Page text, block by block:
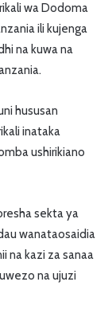
wa Dodoma
ili kujenga
na kuwa na
hususan
inataka
ushirikiano
sekta ya
wanataosaidia
na kazi za sanaa
na ujuzi